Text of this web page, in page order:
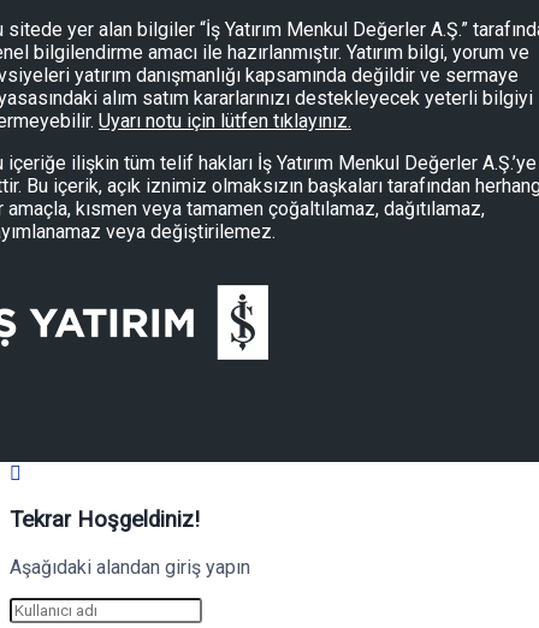
sitede yer alan bilgiler “İş Yatırım Menkul Değerler A.Ş.”
bilgilendirme amacı ile hazırlanmıştır. Yatırım bilgi, yorum ve
yatırım danışmanlığı kapsamında değildir ve sermaye
alım satım kararlarınızı destekleyecek yeterli bilgiyi
Uyarı notu için lütfen tıklayınız.
içeriğe ilişkin tüm telif hakları İş Yatırım Menkul Değerler A.Ş.’ye
Bu içerik, açık iznimiz olmaksızın başkaları tarafından
amaçla, kısmen veya tamamen çoğaltılamaz, dağıtılamaz,
veya değiştirilemez.
Tekrar Hoşgeldiniz!
Aşağıdaki alandan giriş yapın